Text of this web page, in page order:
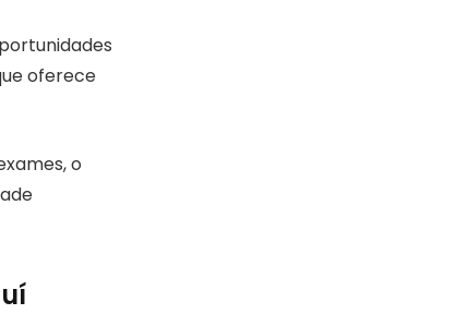
oferece
o